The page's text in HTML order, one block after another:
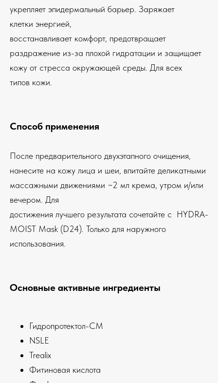
укрепляет эпидермальный барьер. Заряжает
клетки энергией,
восстанавливает комфорт, предотвращает
раздражение из-за плохой гидратации и защищает
кожу от стресса окружающей среды. Для всех
типов кожи.
Способ применения
После предварительного двухэтапного очищения,
нанесите на кожу лица и шеи, впитайте деликатными
массажными движениями ~2 мл крема, утром и/или
вечером. Для
достижения лучшего результата сочетайте с HYDRA-
MOIST Mask (D24). Только для наружного
использования.
Основные активные ингредиенты
Гидропротектол-СМ
NSLE
Trealix
Фитиновая кислота